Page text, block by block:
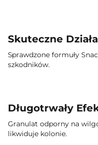
Skuteczne
Sprawdzone formuły
szkodników.
Długotrwały
Granulat odporny na
likwiduje kolonie.